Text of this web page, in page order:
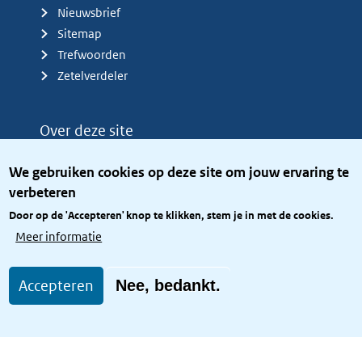
We gebruiken cookies op deze site om jouw ervaring te
verbeteren
Door op de 'Accepteren' knop te klikken, stem je in met de cookies.
Meer informatie
Accepteren Nee, bedankt.
Nieuwsbrief
Sitemap
Trefwoorden
Zetelverdeler
Over deze site
Privacy
Toegang site openbaar
Toegankelijkheid